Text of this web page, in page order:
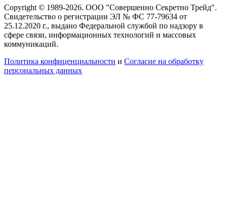
Copyright © 1989-2026. ООО "Совершенно Секретно Трейд".
Свидетельство о регистрации ЭЛ № ФС 77-79634 от
25.12.2020 г., выдано Федеральной службой по надзору в
сфере связи, информационных технологий и массовых
коммуникаций.
Политика конфиценциальности и Согласие на обработку
персональных данных